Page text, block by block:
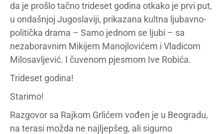
da je prošlo tačno trideset godina otkako je prvi put,
u ondašnjoj Jugoslaviji, prikazana kultna ljubavno-
politička drama – Samo jednom se ljubi – sa
nezaboravnim Mikijem Manojlovićem i Vladicom
Milosavljević. I čuvenom pjesmom Ive Robića.
Trideset godina!
Starimo!
Razgovor sa Rajkom Grlićem vođen je u Beogradu,
na terasi možda ne najljepšeg, ali sigurno